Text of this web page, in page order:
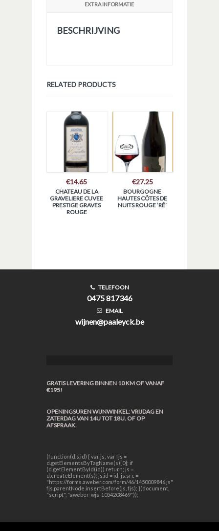
EXTRA INFORMATIE
BESCHRIJVING
RELATED PRODUCTS
€14.65
CHATEAU DE LA
GRAVELIERE CUVEE
PRESTIGE GRAVES
ROUGE
€27.25
BOURGOGNE
HAUTES CÔTES DE
NUITS ROUGE ‘RÉ’
TELEFOON
0475 817346
EMAIL
wijnen@paaleyck.be
GRATIS LEVERING BINNEN 10 KM OF VANAF
€195!
OPENINGSUREN WIJNWINKEL: VRIJDAG EN
ZATERDAG VAN 14U TOT 18U. OF OP
AFSPRAAK.
(function(d,s,id) { var js; var fjs =
d.getElementsByTagName(s)[0]; if
(d.getElementById(id)) return; js =
d.createElement(s); js.id = id; js.src =
"https://forms.aweber.com/form/46/1450009846.js";
fjs.parentNode.insertBefore(js, fjs); }(document,
"script", "aweber-wjs-1054208469"));